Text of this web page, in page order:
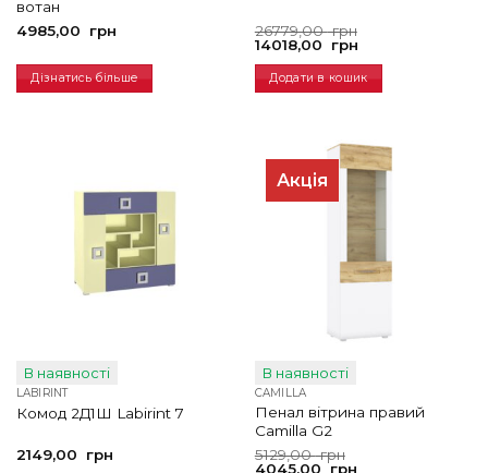
вотан
4985,00
грн
Дізнатись більше
26779,00грн
Оригінальна
ціна:
26779,00
грн.
14018,00 грн
Поточна
ціна:
14018,00
грн.
Додати в кошик
В наявності
LABIRINT
Комод 2Д1Ш Labirint 7
2149,00 грн
Акція
В наявності
CAMILLA
Пенал вітрина правий
Camilla G2
5129,00грн
Оригінальна
ціна:
4045,00 грн
Поточна
ціна: